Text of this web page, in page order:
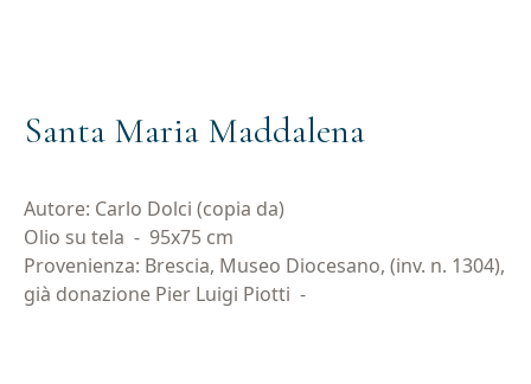
Santa Maria Maddalena
Autore: Carlo Dolci (copia da)
Olio su tela - 95x75 cm
Provenienza: Brescia, Museo Diocesano, (inv. n. 1304),
già donazione Pier Luigi Piotti -